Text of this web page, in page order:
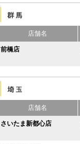
店舗名
前橋店
店舗名
さいたま新都心店